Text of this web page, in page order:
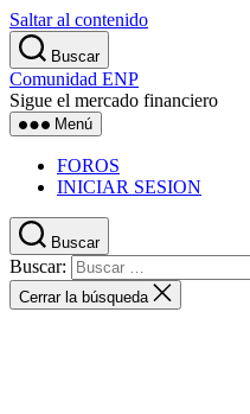
Saltar al contenido
Buscar
Comunidad ENP
Sigue el mercado financiero
Menú
FOROS
INICIAR SESION
Buscar
Buscar:
Cerrar la búsqueda